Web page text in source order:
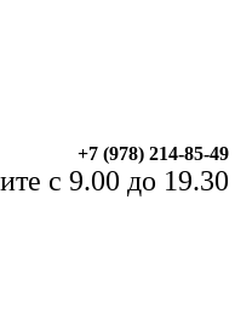
+7 (978) 214-85-49
с 9.00 до 19.30